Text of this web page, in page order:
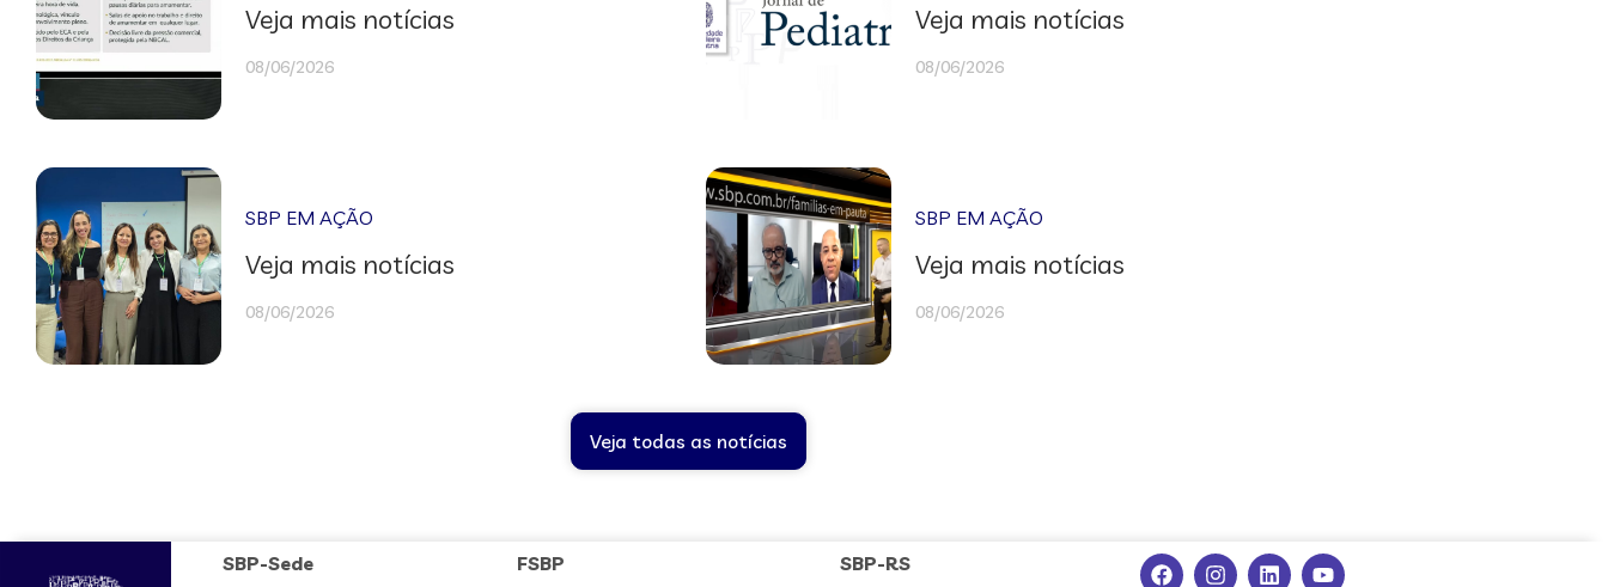
Veja mais notícias
08/06/2026
Veja mais notícias
08/06/2026
SBP EM AÇÃO
Veja mais notícias
08/06/2026
SBP EM AÇÃO
Veja mais notícias
08/06/2026
Veja todas as notícias
SBP-Sede FSBP SBP-RS